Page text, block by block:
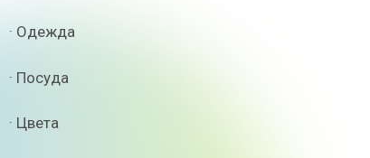
· Одежда
· Посуда
· Цвета